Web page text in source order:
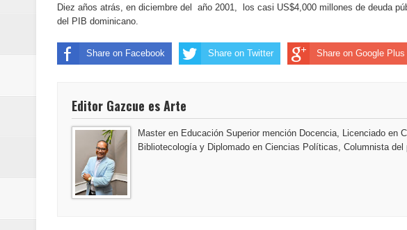
Domingo
Doctor Leonardo Aguilera afirma que Banreservas
Banreservas y sus filiales realizan en Santiago el
Banreservas inaugura oficina en el Centro de
Diez años atrás, en diciembre del año 2001, los casi US$4,000 millones de deuda
del PIB dominicano.
Share on Facebook Share on Twitter Share on Google Plus
Editor Gazcue es Arte
Master en Educación Superior mención Docencia, Licenciado en
Bibliotecología y Diplomado en Ciencias Políticas, Columnista del